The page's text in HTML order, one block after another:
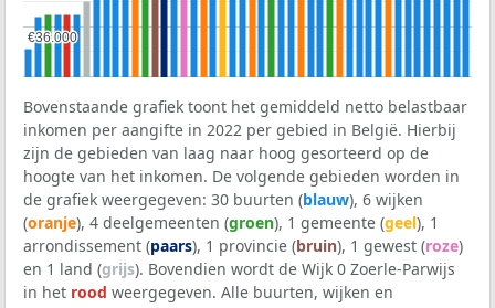
€36.000
€36.000
Bovenstaande grafiek toont het gemiddeld netto belastbaar
inkomen per aangifte in 2022 per gebied in België. Hierbij
zijn de gebieden van laag naar hoog gesorteerd op de
hoogte van het inkomen. De volgende gebieden worden in
de grafiek weergegeven: 30 buurten (blauw), 6 wijken
(oranje), 4 deelgemeenten (groen), 1 gemeente (geel), 1
arrondissement (paars), 1 provincie (bruin), 1 gewest (roze)
en 1 land (grijs). Bovendien wordt de Wijk 0 Zoerle-Parwijs
in het rood weergegeven. Alle buurten, wijken en